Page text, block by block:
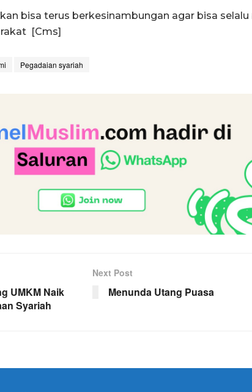
bisa terus berkesinambungan agar bisa
[Cms]
Pegadaian syariah
UMKM Naik
Syariah
Next Post
Menunda Utang Puasa